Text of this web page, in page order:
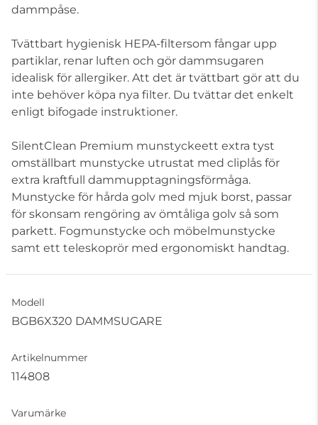
dammpåse.
Tvättbart hygienisk HEPA-filtersom fångar upp
partiklar, renar luften och gör dammsugaren
idealisk för allergiker. Att det är tvättbart gör att du
inte behöver köpa nya filter. Du tvättar det enkelt
enligt bifogade instruktioner.
SilentClean Premium munstyckeett extra tyst
omställbart munstycke utrustat med cliplås för
extra kraftfull dammupptagningsförmåga.
Munstycke för hårda golv med mjuk borst, passar
för skonsam rengöring av ömtåliga golv så som
parkett. Fogmunstycke och möbelmunstycke
samt ett teleskoprör med ergonomiskt handtag.
Modell
BGB6X320 DAMMSUGARE
Artikelnummer
114808
Varumärke